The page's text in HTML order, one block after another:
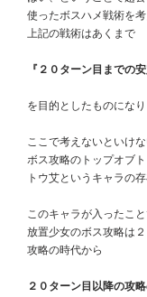
使ったボスハメ戦術を
上記の戦術はあくまで
『２０ターン目までの安
を目的としたものになり
ここで考えないといけ
ボス攻略のトップオブ
トウ艾というキャラの存
このキャラが入ったこ
放置少女のボス攻略は
攻略の時代から
２０ターン目以降の攻